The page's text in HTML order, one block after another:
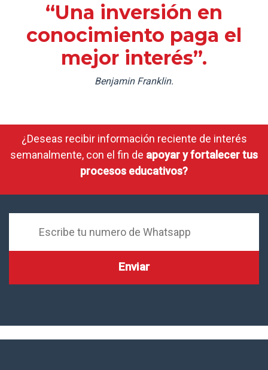
“Una inversión en
conocimiento paga el
mejor interés”.
Benjamin Franklin.
¿Deseas recibir información reciente de interés
semanalmente, con el fin de apoyar y fortalecer tus
procesos educativos?